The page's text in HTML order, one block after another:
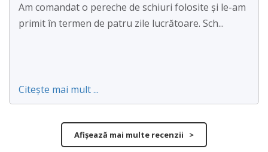
Am comandat o pereche de schiuri folosite și le-am
primit în termen de patru zile lucrătoare. Sch...
Citește mai mult ...
Afișează mai multe recenzii >